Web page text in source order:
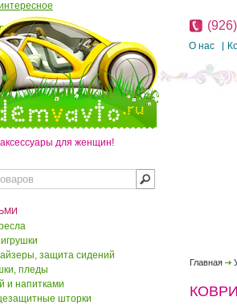
для женщин!
О нас
защита сидений
пледы
и напитками
шторки
Главная